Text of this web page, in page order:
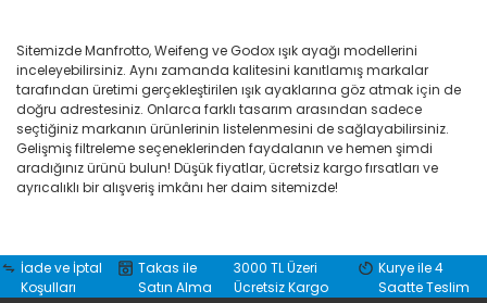
Sitemizde Manfrotto, Weifeng ve Godox ışık ayağı modellerini
inceleyebilirsiniz. Aynı zamanda kalitesini kanıtlamış markalar
tarafından üretimi gerçekleştirilen ışık ayaklarına göz atmak için de
doğru adrestesiniz. Onlarca farklı tasarım arasından sadece
seçtiğiniz markanın ürünlerinin listelenmesini de sağlayabilirsiniz.
Gelişmiş filtreleme seçeneklerinden faydalanın ve hemen şimdi
aradığınız ürünü bulun! Düşük fiyatlar, ücretsiz kargo fırsatları ve
ayrıcalıklı bir alışveriş imkânı her daim sitemizde!
İade ve İptal
Koşulları
Takas ile
Satın Alma
3000 TL Üzeri
Ücretsiz Kargo
Kurye ile 4
Saatte Teslim